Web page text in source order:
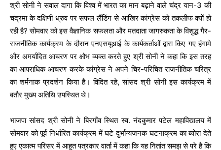
श्री सोनी ने सवाल दागा कि विश्व में भारत का मान बढ़ाने वाले चंद्र यान-3 की
चंद्रमा के दक्षिणी ध्रुव पर सफल लैंडिंग से आखिर कांग्रेस को तकलीफ क्यों हो
रही है? सोमवार को इस वैज्ञानिक सफलता और मतदाता जागरुकता के विशुद्ध गैर-
राजनीतिक कार्यक्रम के दौरान एनएसयूआई के कार्यकर्ताओं द्वारा किए गए हंगामे
और अमर्यादित आचरण पर क्षोभ व्यक्त करते हुए श्री सोनी ने कहा कि इस तरह
का आपराधिक आचरण करके कांग्रेस ने अपने चिर-परिचित राजनीतिक चरित्र
का शर्मनाक प्रदर्शन किया है। विदित रहे, सांसद श्री सोनी इस कार्यक्रम में
बतौर मुख्य अतिथि उपस्थित थे।
भाजपा सांसद श्री सोनी ने बिरगाँव स्थित स्व. नंदकुमार पटेल महाविद्यालय में
सोमवार को पूर्व निर्धारित कार्यक्रम में घटे दुर्भाग्यजनक घटनाक्रम का ब्योरा देते
हुए एकात्म परिसर में आहूत पत्रकार वार्ता में कहा कि यह नितांत समझ से परे है कि